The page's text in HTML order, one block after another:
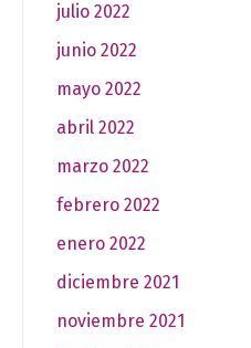
julio 2022
junio 2022
mayo 2022
abril 2022
marzo 2022
febrero 2022
enero 2022
diciembre 2021
noviembre 2021